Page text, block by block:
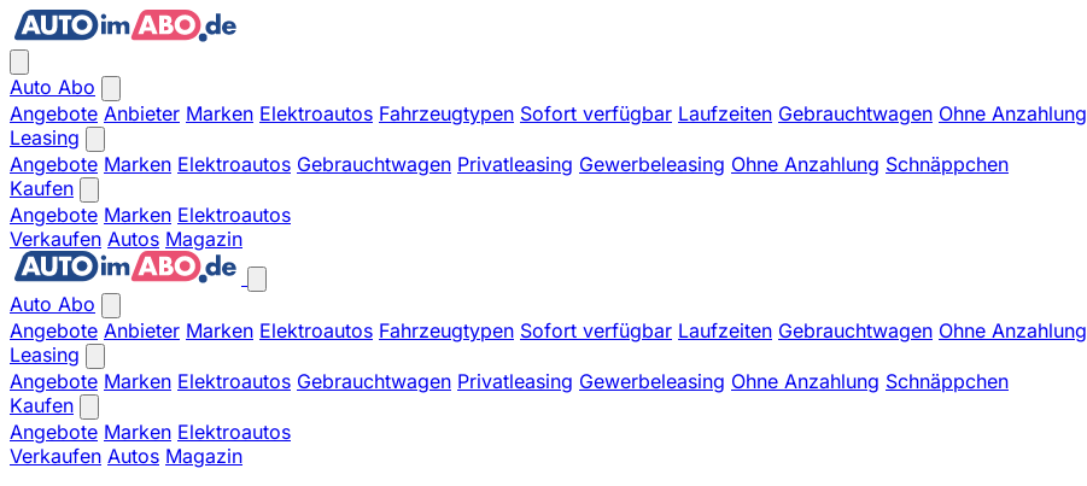
Auto Abo
Angebote Anbieter Marken Elektroautos Fahrzeugtypen Sofort verfügbar Laufzeiten Gebrauchtwagen Ohne Anzahlung
Leasing
Angebote Marken Elektroautos Gebrauchtwagen Privatleasing Gewerbeleasing Ohne Anzahlung Schnäppchen
Kaufen
Angebote Marken Elektroautos
Verkaufen Autos Magazin
Auto Abo
Angebote Anbieter Marken Elektroautos Fahrzeugtypen Sofort verfügbar Laufzeiten Gebrauchtwagen Ohne Anzahlung
Leasing
Angebote Marken Elektroautos Gebrauchtwagen Privatleasing Gewerbeleasing Ohne Anzahlung Schnäppchen
Kaufen
Angebote Marken Elektroautos
Verkaufen Autos Magazin